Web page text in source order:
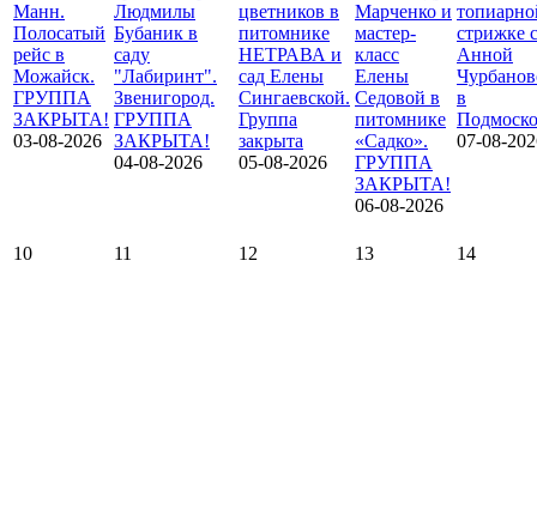
Манн.
Полосатый
рейс в
Можайск.
ГРУППА
ЗАКРЫТА!
03-08-2026
Людмилы
Бубаник в
саду
"Лабиринт".
Звенигород.
ГРУППА
ЗАКРЫТА!
04-08-2026
цветников в
питомнике
НЕТРАВА и
сад Елены
Сингаевской.
Группа
закрыта
05-08-2026
Марченко и
мастер-
класс
Елены
Седовой в
питомнике
«Садко».
ГРУППА
ЗАКРЫТА!
06-08-2026
стрижке с
Анной
в
07-08-
10 11 12 13 14